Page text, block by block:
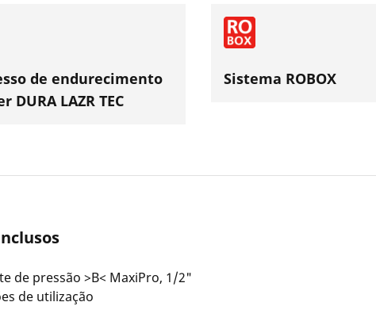
de endurecimento
DURA LAZR TEC
Sistema ROBOX
de pressão >B< MaxiPro, 1/2"
de utilização